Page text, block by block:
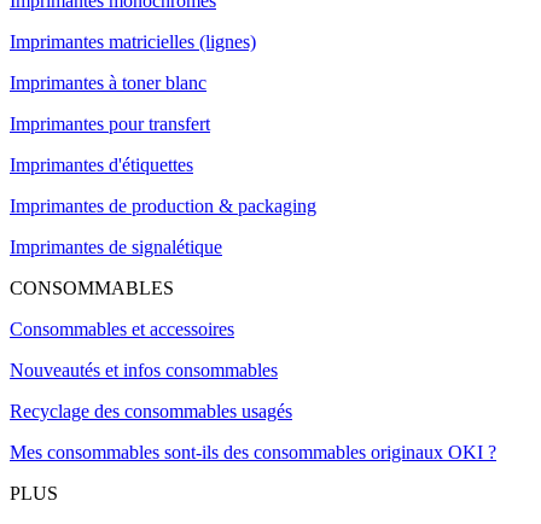
Imprimantes matricielles (lignes)
Imprimantes à toner blanc
Imprimantes pour transfert
Imprimantes d'étiquettes
Imprimantes de production & packaging
Imprimantes de signalétique
CONSOMMABLES
Consommables et accessoires
Nouveautés et infos consommables
Recyclage des consommables usagés
Mes consommables sont-ils des consommables originaux OKI ?
PLUS